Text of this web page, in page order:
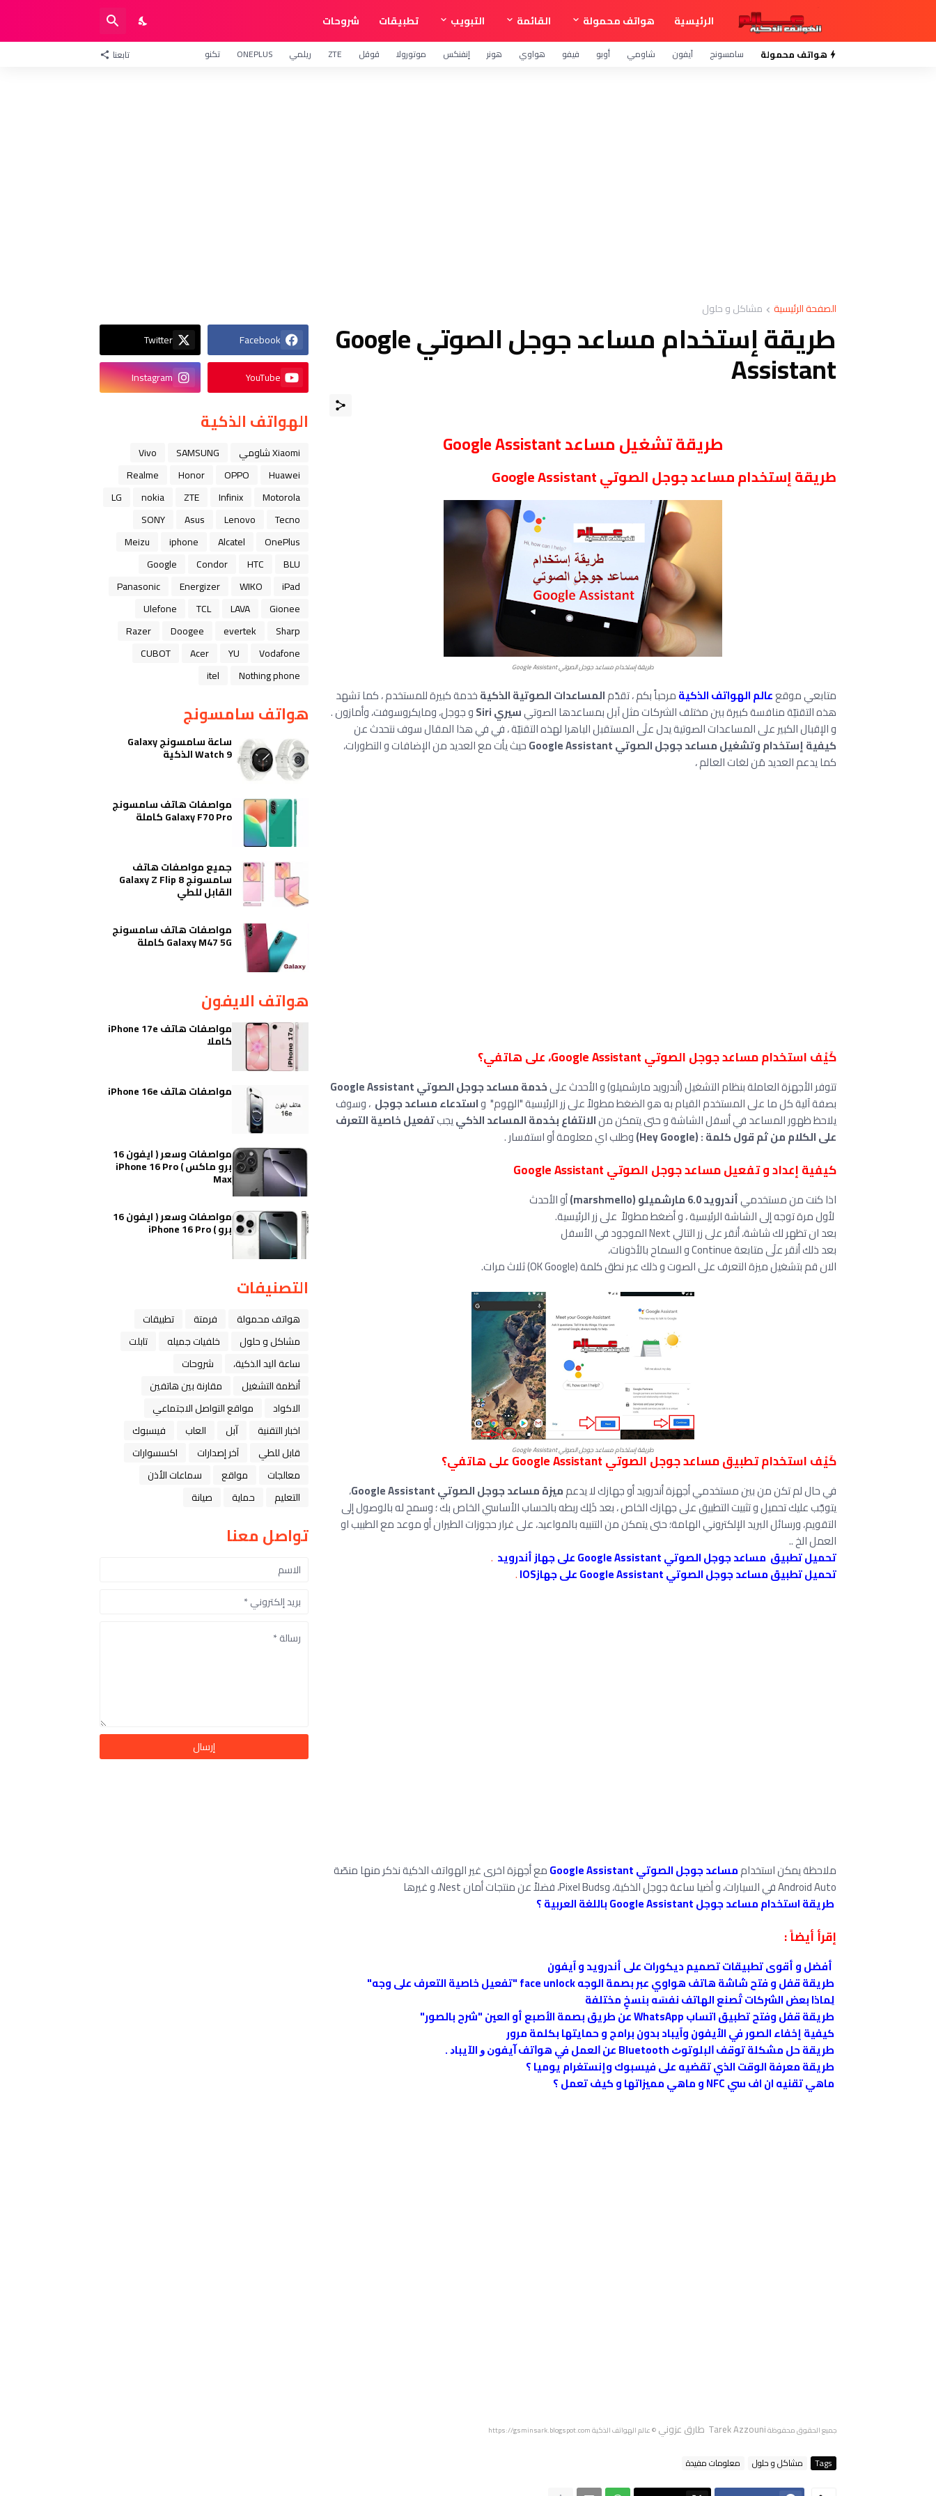
الرئيسية هواتف محمولة القائمة التبويب تطبيقات شروحات
هواتف محمولة سامسونج آيفون شاومي أوبو فيفو هواوي هونر إنفنكس موتورولا قوقل ZTE ريلمي ONEPLUS تكنو تابعنا
الصفحة الرئيسية مشاكل و حلول
طريقة إستخدام مساعد جوجل الصوتي Google
Assistant
طريقة تشغيل مساعد Google Assistant
طريقة إستخدام مساعد جوجل الصوتي Google Assistant
طريقة إستخدام مساعد جوجل الصوتي Google Assistant
متابعي موقععالم الهواتف الذكيةمرحباً بكم ، تقدّمالمساعدات الصوتية الذكيةخدمة كبيرة للمستخدم ، كما تشهد
هذه التقنيّة منافسة كبيرة بين مختلف الشركات مثل آبل بمساعدها الصوتيسيري Siri
و جوجل، ومايكروسوفت، وأمازون .
و الإقبال الكبير على المساعدات الصوتية يدل علَى المستقبل الباهرا لهذه التقنيّة ، في في هذا المقال سوف نتحدث عن
كيفية إستخدام وتشغيل مساعد جوجل الصوتي Google Assistant
حيثيأت مع العديد من الإضافات و التطورات،
كما يدعم العديد مَن لغات العالم ،
كَيْف استخدام مساعد جوجل الصوتي Google Assistant، على هاتفي؟
تتوفر الأجهزة العاملة بنظام التشغيل (أندرويد مارشميلو) و الأحدث علىخدمة مساعد جوجل الصوتي Google Assistant
بصفة آلية كل ما على المستخدم القيام به هو الضغط مطولاً على زر الرئيسية "الهوم" واستدعاء مساعد جوجل ، وسوف
يلاحظ ظهور المساعد في أسفل الشاشة و حتى يتمكن منالانتفاع بخدمة المساعد الذكييجبتفعيل خاصية التعرف
على الكلام من ثم قول كلمة : (Hey Google)
وطلب اي معلومة أو استفسار .
كيفية إعداد و تفعيل مساعد جوجل الصوتي Google Assistant
اذا كنت من مستخدميأندرويد 6.0 مارشميلو (marshmello)
أو الأحدث
لأول مرة توجه إلى الشاشة الرئيسية ، و أضغط مطولاً على زر الرئيسية.
بعد ان تظهر لك شاشة، أنقر على زر التالي Next الموجود في الأسفل
بعد ذلك أنقر علَى متابعة Continue و السماح بالأذونات،
الان قم بتشغيل ميزة التعرف على الصوت و ذلك عبر نطق كلمة (OK Google) ثلاث مرات.
طريقة إستخدام مساعد جوجل الصوتي Google Assistant
كَيْف استخدام تطبيق مساعد جوجل الصوتي Google Assistant على هاتفي؟
في حال لم تكن من بين مستخدمي أجهزة أندرويد أو جهازك لا يدعمميزة مساعد جوجل الصوتي Google Assistant
،
يتوجّب عليك تحميل و تثبيت التطبيق على جهازك الخاص ، بعد ذَلِك ربطه بالحساب الأساسي الخاص بك ؛ وسمح له بالوصول إلى
التقويم، ورسائل البريد الإلكتروني الهامة؛ حتى يتمكن من التنبيه بالمواعيد، على غرار حجوزات الطيران أو موعد مع الطبيب او
العمل الخ ..
تحميل تطبيق مساعد جوجل الصوتي Google Assistant على جهاز أندرويد
.
تحميل تطبيق مساعد جوجل الصوتي Google Assistant على جهازIOS
.
ملاحظة يمكن استخداممساعد جوجل الصوتي Google Assistant
مع أجهزة اخرى غير الهواتف الذكية نذكر منها منصّة
Android Auto في السيارات، و أضيا ساعة جوجل الذكية، وPixel Buds، فضلاً عن منتجات أمان Nest، و غيرها
طريقة استخدام مساعد جوجل Google Assistant باللغة العربية ؟
إقرأ أيضاً :
أفضل و أقوى تطبيقات تصميم ديكورات على أندرويد و آيفون
طريقة قفل و فتح شاشة هاتف هواوي عبر بصمة الوجه face unlock "تفعيل خاصية التعرف على وجه"
لِماذا بعض الشركات تُصنع الهاتف نفسَه بنسخٍ مختلفة
طريقة قفل وفتح تطبيق اتساب WhatsApp عن طريق بصمة الأصبع أو العين "شرح بالصور"
كيفية إخفاء الصور في الأيفون وآيباد بدون برامج و حمايتها بكلمة مرور
طريقة حل ﻣﺸﻜﻠﺔ ﺗﻮﻗﻒ ﺍﻟﺒﻠﻮﺗﻮﺙ Bluetooth ﻋﻦ ﺍﻟﻌﻤﻞ ﻓﻲ ﻫﻮﺍﺗﻒ ﺁﻳﻔﻮﻥ ﻭ الآﻳﺒﺎﺩ .
طريقة معرفة الوقت الذي تقضيه على فيسبوك وإنستغرام يوميا ؟
ماهي تقنيه ان اف سي NFC و ماهي مميزاتها و كيف تعمل ؟
جميع الحقوق محفوظةTarek Azzouni طارق عزوني © عالم الهواتف الذكيةhttps://gsminsark.blogspot.com
Tags مشاكل و حلول معلومات مفيدة
Facebook
Twitter
YouTube
Instagram
الهواتف الذكية
Xiaomi شاومي SAMSUNG
Vivo
Huawei
OPPO
Honor
Realme
Motorola
Infinix
ZTE
nokia
LG
Tecno
Lenovo
Asus
SONY
OnePlus
Alcatel
iphone
Meizu
BLU
HTC
Condor
Google
iPad
WIKO
Energizer
Panasonic
Gionee
LAVA
TCL
Ulefone
Sharp
evertek
Doogee
Razer
Vodafone
YU
Acer
CUBOT
Nothing phone
itel
هواتف سامسونج
ساعة سامسونج Galaxy
Watch 9 الذكية
مواصفات هاتف سامسونج
Galaxy F70 Pro كاملة
جميع مواصفات هاتف
سامسونج Galaxy Z Flip 8
القابل للطي
مواصفات هاتف سامسونج
Galaxy M47 5G كاملة
هواتف الايفون
مواصفات هاتف iPhone 17e
كاملا
مواصفات هاتف iPhone 16e
مواصفات وسعر ( ايفون 16
برو ماكس ) iPhone 16 Pro
Max
مواصفات وسعر ( ايفون 16
برو ) iPhone 16 Pro
التصنيفات
هواتف محمولة فرمتة
تطبيقات
مشاكل و حلول
خلفيات جميله
تابلت
ﺳﺎﻋﺔ ﺍﻟﻴﺪ ﺍﻟﺬﻛﻴﺔ،
شروحات
أنظمة التشغيل
مقارنة بين هاتفين
الاكواد
مواقع التواصل الاجتماعي
اخبار التقنية
ﺁﺑﻞ العاب
فيسبوك
قابل للطي
آخر إصدارات
اكسسوارات
معالجات
مواقع
سماعات الأذن
التعليم
حماية صيانة
تواصل معنا